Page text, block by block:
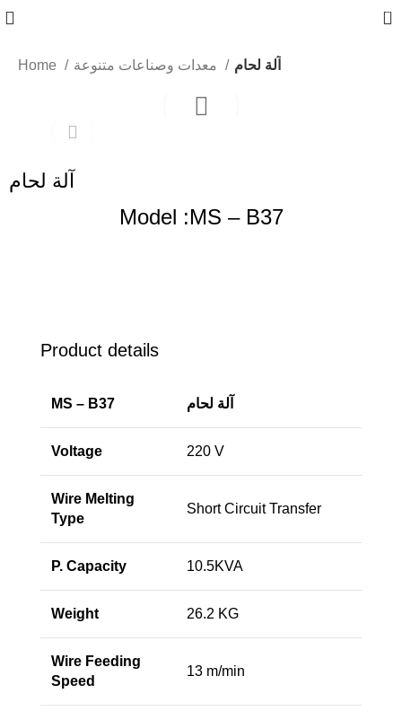
0
Home آلة لحام
آلة لحام
Model :MS – B37
Product details
MS – B37 آلة لحام
Voltage 220 V
Wire Melting
Type
Short Circuit Transfer
P. Capacity 10.5KVA
Weight 26.2 KG
Wire Feeding
Speed
13 m/min